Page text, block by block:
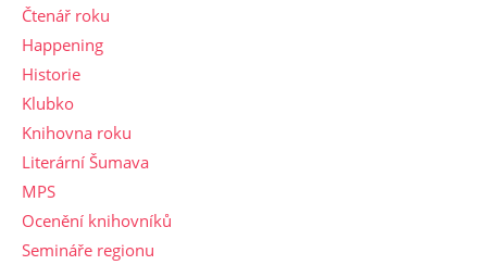
Čtenář roku
Happening
Historie
Klubko
Knihovna roku
Literární Šumava
MPS
Ocenění knihovníků
Semináře regionu